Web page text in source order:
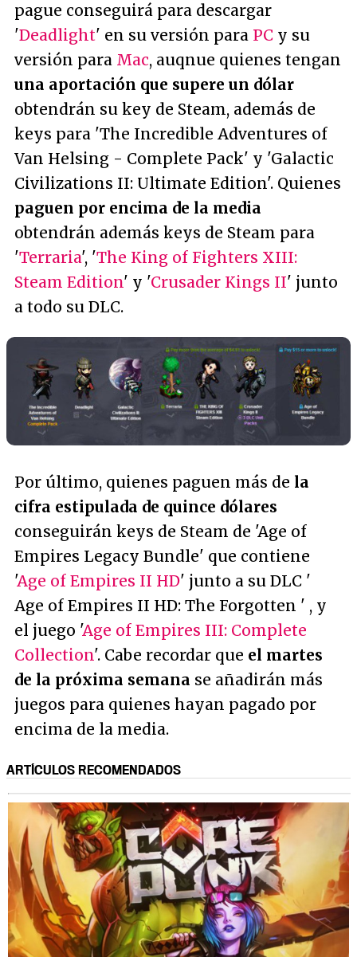
pague conseguirá para descargar
'Deadlight' en su versión para PC y su
versión para Mac, auqnue quienes tengan
una aportación que supere un dólar
obtendrán su key de Steam, además de
keys para 'The Incredible Adventures of
Van Helsing - Complete Pack' y 'Galactic
Civilizations II: Ultimate Edition'. Quienes
paguen por encima de la media
obtendrán además keys de Steam para
'Terraria', 'The King of Fighters XIII:
Steam Edition' y 'Crusader Kings II' junto
a todo su DLC.
Por último, quienes paguen más de la
cifra estipulada de quince dólares
conseguirán keys de Steam de 'Age of
Empires Legacy Bundle' que contiene
'Age of Empires II HD' junto a su DLC '
Age of Empires II HD: The Forgotten ' , y
el juego 'Age of Empires III: Complete
Collection'. Cabe recordar que el martes
de la próxima semana se añadirán más
juegos para quienes hayan pagado por
encima de la media.
ARTÍCULOS RECOMENDADOS